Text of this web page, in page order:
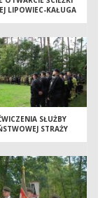
LIPOWIEC-KAŁUGA
SŁUŻBY
STRAŻY